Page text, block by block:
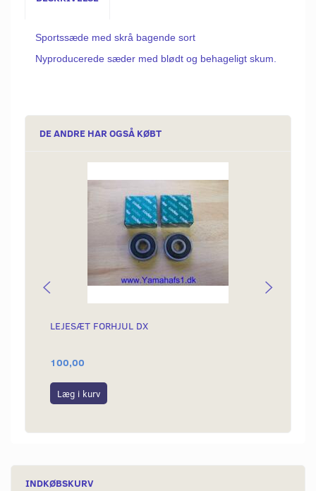
Sportssæde med skrå bagende sort
Nyproducerede sæder med blødt og behageligt skum.
DE ANDRE HAR OGSÅ KØBT
LEJESÆT FORHJUL DX
100,00
Læg i kurv
INDKØBSKURV